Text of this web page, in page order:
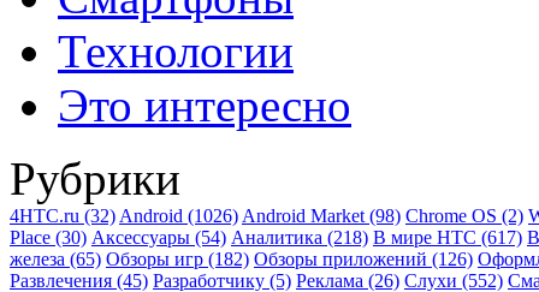
Технологии
Это интересно
Рубрики
4HTC.ru (32) Android (1026) Android Market (98) Chrome OS (2)
Place (30) Аксессуары (54) Аналитика (218) В мире HTC (617)
железа (65) Обзоры игр (182) Обзоры приложений (126)
Развлечения (45) Разработчику (5) Реклама (26) Слухи (552)